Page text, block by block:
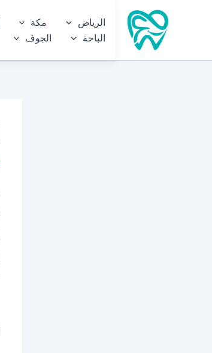
الرياض مكة
الباحة
الجوف